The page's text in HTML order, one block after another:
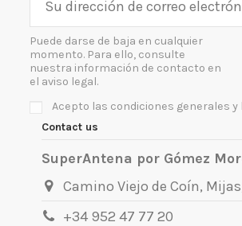
Puede darse de baja en cualquier
momento. Para ello, consulte
nuestra información de contacto en
el aviso legal.
Acepto las condiciones generales
Contact us
SuperAntena por Gómez
Camino Viejo de Coín,
+34 952 47 77 20